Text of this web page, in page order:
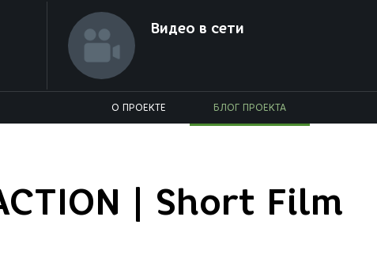
Видео в сети
О ПРОЕКТЕ БЛОГ ПРОЕКТА
| Short Film